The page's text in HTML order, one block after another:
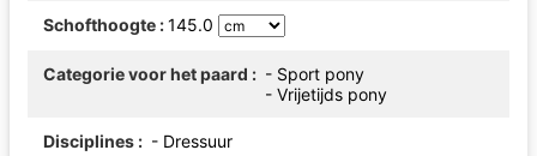
Schofthoogte 145.0
Categorie voor het paard
- Sport pony
- Vrijetijds pony
Disciplines - Dressuur